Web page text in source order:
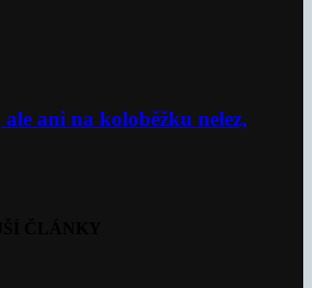
ani na koloběžku nelez,